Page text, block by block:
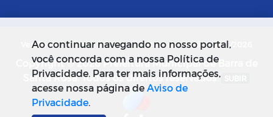
Versão do Sistema: 5.0.268 Data da Versão: 18/03/2026
Copyright © 2026 Prefeitura Municipal de Barra de
Santa Rosa. Todos os direitos reservados.
Ao continuar navegando no nosso portal,
você concorda com a nossa Política de
Privacidade. Para ter mais informações,
acesse nossa página deAviso de
Privacidade.